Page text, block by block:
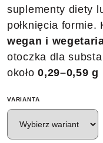
suplementy diety
połknięcia formie.
wegan i
otoczka dla
około0,29–0,59
VARIANTA